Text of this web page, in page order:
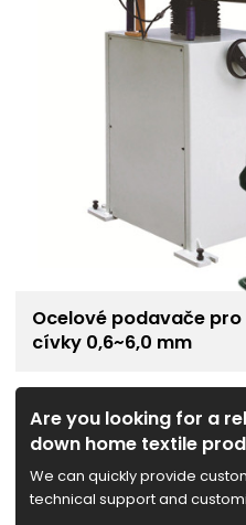
Ocelové podavače
cívky 0,6~6,0 mm
Are you looking for a
down home textile
We can quickly provide
technical support and